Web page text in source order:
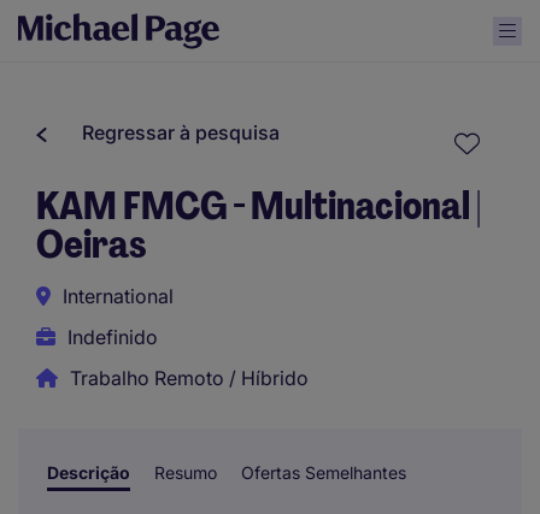
Regressar à pesquisa
KAM FMCG - Multinacional |
Oeiras
International
Indefinido
Trabalho Remoto / Híbrido
Descrição Resumo Ofertas Semelhantes